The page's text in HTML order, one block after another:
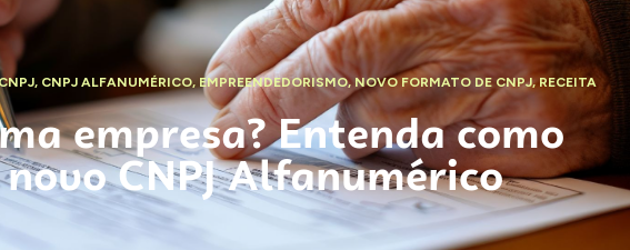
, CNPJ ALFANUMÉRICO, EMPREENDEDORISMO,NOVO FORMATO DE CNPJ,RECEITA
empresa? Entenda como
CNPJ Alfanumérico